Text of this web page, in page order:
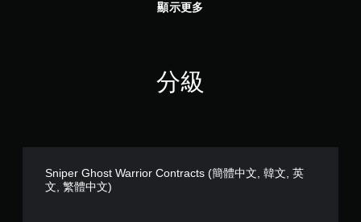
顯示更多
分級
Sniper Ghost Warrior Contracts (簡體中文, 韓文, 英
文, 繁體中文)